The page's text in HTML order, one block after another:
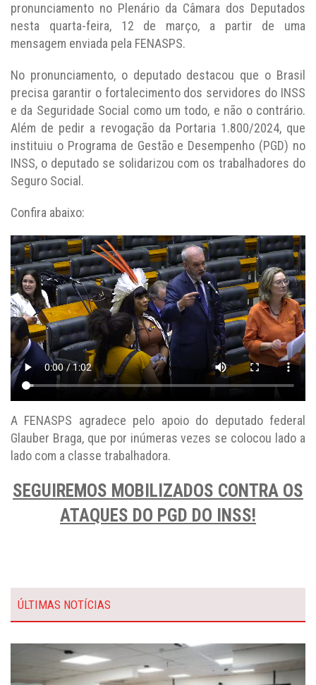
pronunciamento no Plenário da Câmara dos Deputados
nesta quarta-feira, 12 de março, a partir de uma
mensagem enviada pela FENASPS.
No pronunciamento, o deputado destacou que o Brasil
precisa garantir o fortalecimento dos servidores do INSS
e da Seguridade Social como um todo, e não o contrário.
Além de pedir a revogação da Portaria 1.800/2024, que
instituiu o Programa de Gestão e Desempenho (PGD) no
INSS, o deputado se solidarizou com os trabalhadores do
Seguro Social.
Confira abaixo:
A FENASPS agradece pelo apoio do deputado federal
Glauber Braga, que por inúmeras vezes se colocou lado a
lado com a classe trabalhadora.
SEGUIREMOS MOBILIZADOS CONTRA OS
ATAQUES DO PGD DO INSS!
ÚLTIMAS NOTÍCIAS